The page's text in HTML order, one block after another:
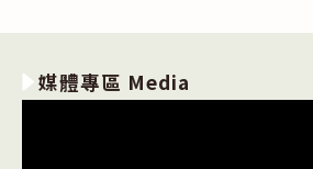
媒體專區 Media